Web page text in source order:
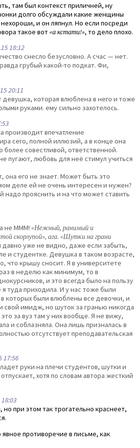
там был контекст приличней, ну
долго обсуждали какие женщины
и он ляпнул. Но если посреди
такое вот«а кстати!», то дело плохо.
18:12
снесло безусловно. А счас — нет.
грубый какой-то подкат. Фи,
20:11
девушка, которая влюблена в него и тоже
руками. ему сильно захотелось.
производит впечатление
сего, полной иллюзий, а в конце она
более совестливой, ответственной.
пугают, любовь для неё стимул учиться
она его не знает. Может быть это
деле ей не очень интересен и нужен?
надо прояснить и на что может ставить
не МММ! «Нежный, ранимый и
скорлупой», ага. «Шутки на грани
давно уже не видно, даже если забыть,
и студентке. Девушка в таком возрасте,
что крышу сносит. Я в университете
в неделю как минимум, то в
и это всегда было на пользу
туда приходила. И у нас тоже были
которых были влюблены все девочки, и
имидж, но шуток за гранью никогда
за вуз там у них вообще. Я не вижу,
и соблазняла. Она лишь призналась в
отсутствует преподавательская
17:56
руки на плечи студентов, шутки и
хотя по словам автора жесткий
при этом так трогательно краснеет,
противоречие в письме, как